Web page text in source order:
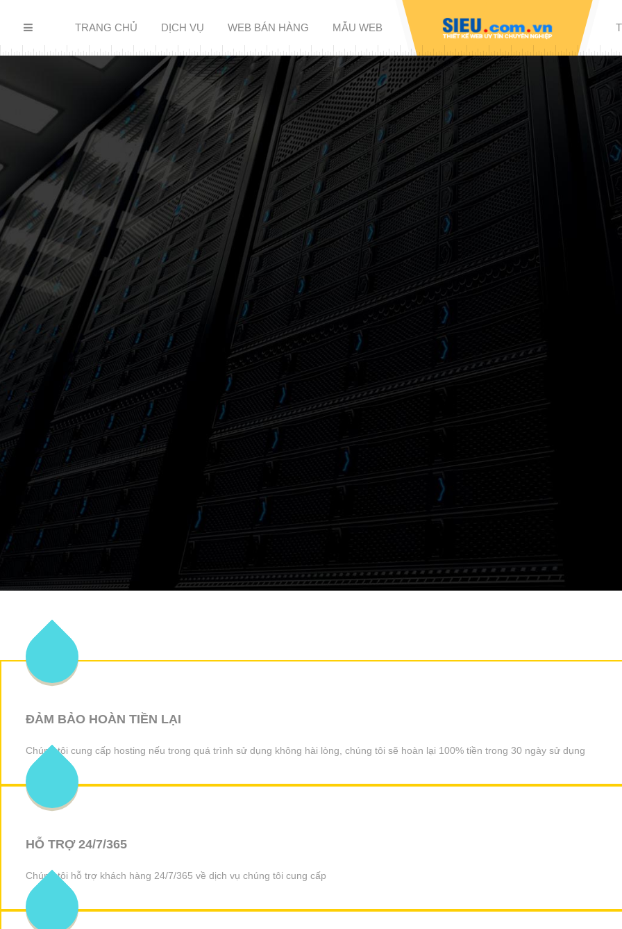
TRANG CHỦ DỊCH VỤ WEB BÁN HÀNG MẪU WEB
WEBSITE
NHANH HƠN
HOSTING CHẤT LƯỢNG
ĐẢM BẢO HOÀN TIỀN LẠI
Chúng tôi cung cấp hosting nếu trong quá trình sử dụng không hài lòng, chúng tôi sẽ hoàn lại 100% tiền trong 30 ngày sử dụng
HỖ TRỢ 24/7/365
Chúng tôi hỗ trợ khách hàng 24/7/365 về dịch vụ chúng tôi cung cấp